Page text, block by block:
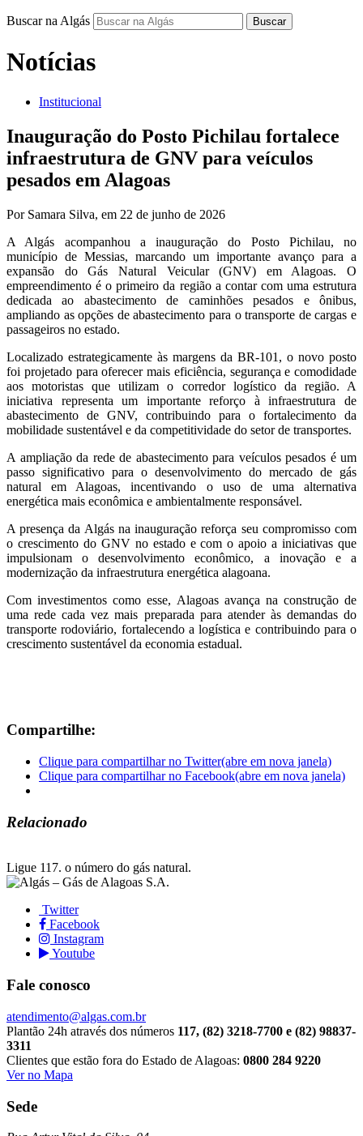
Buscar na Algás Buscar
Notícias
Institucional
Inauguração do Posto Pichilau fortalece
infraestrutura de GNV para veículos
pesados em Alagoas
Por Samara Silva, em 22 de junho de 2026
A Algás acompanhou a inauguração do Posto Pichilau, no
município de Messias, marcando um importante avanço para a
expansão do Gás Natural Veicular (GNV) em Alagoas. O
empreendimento é o primeiro da região a contar com uma estrutura
dedicada ao abastecimento de caminhões pesados e ônibus,
ampliando as opções de abastecimento para o transporte de cargas e
passageiros no estado.
Localizado estrategicamente às margens da BR-101, o novo posto
foi projetado para oferecer mais eficiência, segurança e comodidade
aos motoristas que utilizam o corredor logístico da região. A
iniciativa representa um importante reforço à infraestrutura de
abastecimento de GNV, contribuindo para o fortalecimento da
mobilidade sustentável e da competitividade do setor de transportes.
A ampliação da rede de abastecimento para veículos pesados é um
passo significativo para o desenvolvimento do mercado de gás
natural em Alagoas, incentivando o uso de uma alternativa
energética mais econômica e ambientalmente responsável.
A presença da Algás na inauguração reforça seu compromisso com
o crescimento do GNV no estado e com o apoio a iniciativas que
impulsionam o desenvolvimento econômico, a inovação e a
modernização da infraestrutura energética alagoana.
Com investimentos como esse, Alagoas avança na construção de
uma rede cada vez mais preparada para atender às demandas do
transporte rodoviário, fortalecendo a logística e contribuindo para o
crescimento sustentável da economia estadual.
Compartilhe:
Clique para compartilhar no Twitter(abre em nova janela)
Clique para compartilhar no Facebook(abre em nova janela)
Relacionado
Ligue 117. o número do gás natural.
Twitter
Facebook
Instagram
Youtube
Fale conosco
atendimento@algas.com.br
Plantão 24h através dos números 117, (82) 3218-7700 e (82) 98837-
3311
Clientes que estão fora do Estado de Alagoas: 0800 284 9220
Ver no Mapa
Sede